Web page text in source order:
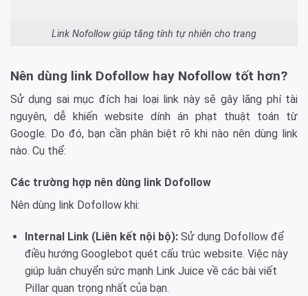
Link Nofollow giúp tăng tính tự nhiên cho trang
Nên dùng link Dofollow hay Nofollow tốt hơn?
Sử dụng sai mục đích hai loại link này sẽ gây lãng phí tài
nguyên, dễ khiến website dính án phạt thuật toán từ
Google. Do đó, bạn cần phân biệt rõ khi nào nên dùng link
nào. Cụ thể:
Các trường hợp nên dùng link Dofollow
Nên dùng link Dofollow khi:
Internal Link (Liên kết nội bộ):Sử dụng Dofollow để
điều hướng Googlebot quét cấu trúc website. Việc này
giúp luân chuyển sức mạnh Link Juice về các bài viết
Pillar quan trọng nhất của bạn.